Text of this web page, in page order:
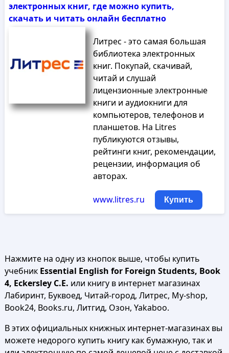
электронных книг, где можно купить,
скачать и читать онлайн бесплатно
Литрес - это самая большая
библиотека электронных
книг. Покупай, скачивай,
читай и слушай
лицензионные электронные
книги и аудиокниги для
компьютеров, телефонов и
планшетов. На Litres
публикуются отзывы,
рейтинги книг, рекомендации,
рецензии, информация об
авторах.
www.litres.ru Купить
Нажмите на одну из кнопок выше, чтобы купить
учебник Essential English for Foreign Students, Book
4, Eckersley C.E. или книгу в интернет магазинах
Лабиринт, Буквоед, Читай-город, Литрес, My-shop,
Book24, Books.ru, Литгид, Озон, Yakaboo.
В этих официальных книжных интернет-магазинах вы
можете недорого купить книгу как бумажную, так и